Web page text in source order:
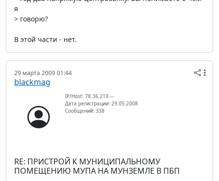
я
> говорю?
В этой части - нет.
29 марта 2009 01:44
blackmag
IP/Host: 78.36.219.---
Дата регистрации: 29.05.2008
Сообщений: 338
RE: ПРИСТРОЙ К МУНИЦИПАЛЬНОМУ
ПОМЕЩЕНИЮ МУПА НА МУНЗЕМЛЕ В ПБП